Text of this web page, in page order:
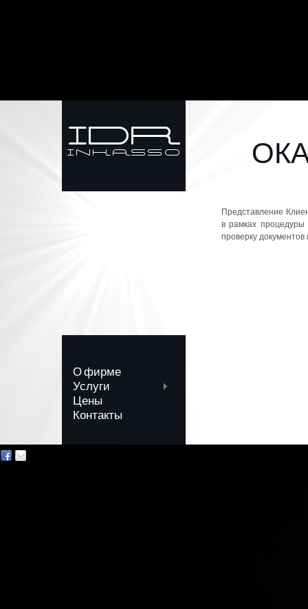
О фирме
Услуги
Цены
Контакты
Представление
в рамках процедуры
проверку